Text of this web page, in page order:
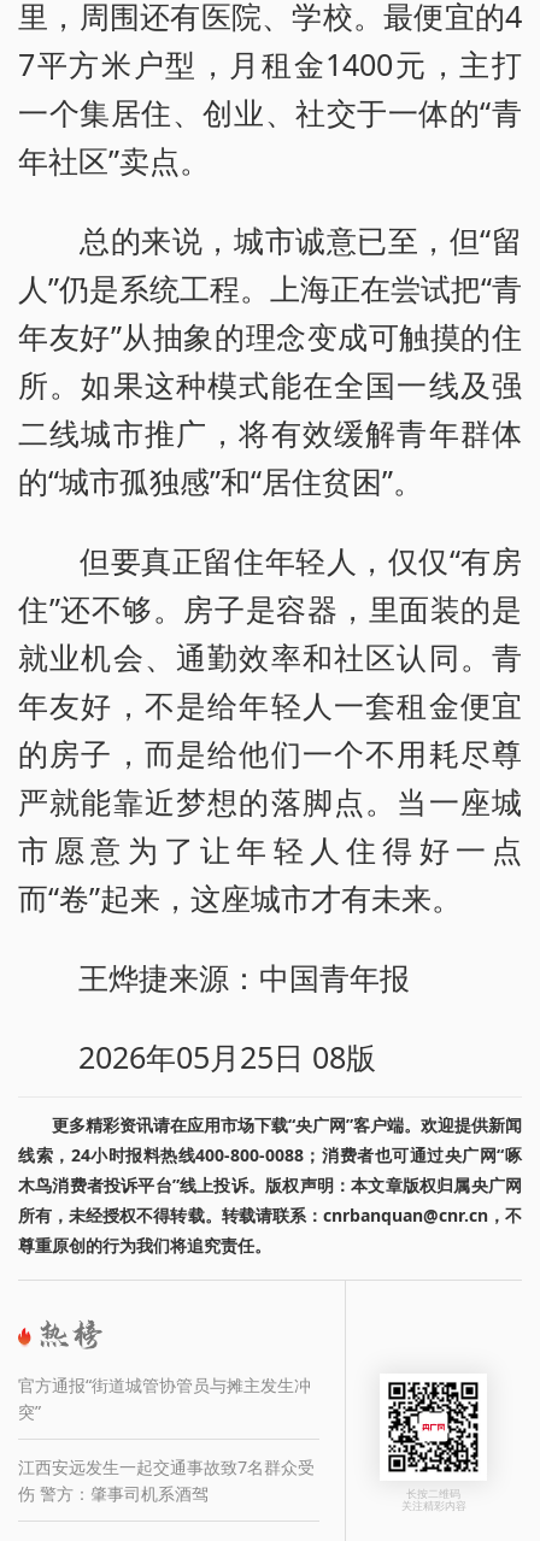
里，周围还有医院、学校。最便宜的4
7平方米户型，月租金1400元，主打
一个集居住、创业、社交于一体的“青
年社区”卖点。
总的来说，城市诚意已至，但“留
人”仍是系统工程。上海正在尝试把“青
年友好”从抽象的理念变成可触摸的住
所。如果这种模式能在全国一线及强
二线城市推广，将有效缓解青年群体
的“城市孤独感”和“居住贫困”。
但要真正留住年轻人，仅仅“有房
住”还不够。房子是容器，里面装的是
就业机会、通勤效率和社区认同。青
年友好，不是给年轻人一套租金便宜
的房子，而是给他们一个不用耗尽尊
严就能靠近梦想的落脚点。当一座城
市愿意为了让年轻人住得好一点
而“卷”起来，这座城市才有未来。
王烨捷来源：中国青年报
2026年05月25日 08版
更多精彩资讯请在应用市场下载“央广网”客户端。欢迎提供新闻
线索，24小时报料热线400-800-0088；消费者也可通过央广网“啄
木鸟消费者投诉平台”线上投诉。版权声明：本文章版权归属央广网
所有，未经授权不得转载。转载请联系：cnrbanquan@cnr.cn，不
尊重原创的行为我们将追究责任。
官方通报“街道城管协管员与摊主发生冲
突”
江西安远发生一起交通事故致7名群众受
伤 警方：肇事司机系酒驾
长按二维码
关注精彩内容